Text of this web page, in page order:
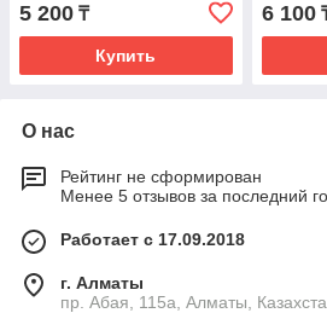
5 200 ₸
Купить
6 100
О нас
Рейтинг не сформирован
Менее 5 отзывов за последний
Работает с 17.09.2018
г. Алматы
пр. Абая, 115а, Алматы,